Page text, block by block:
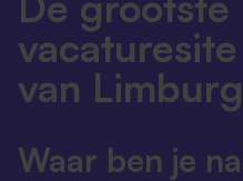
vacaturesite
van Limburg
Waar ben je